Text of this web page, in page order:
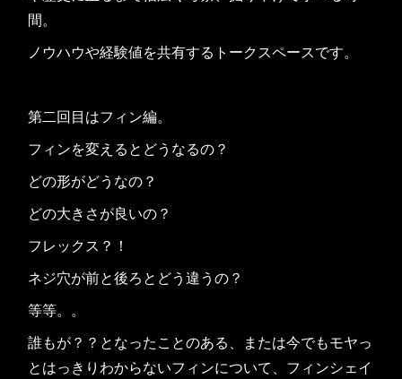
間。
ノウハウや経験値を共有するトークスペースです。
第二回目はフィン編。
フィンを変えるとどうなるの？
どの形がどうなの？
どの大きさが良いの？
フレックス？！
ネジ穴が前と後ろとどう違うの？
等等。。
誰もが？？となったことのある、または今でもモヤっ
とはっきりわからないフィンについて、フィンシェイ